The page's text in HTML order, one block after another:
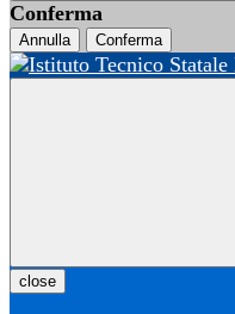
Conferma
Annulla Conferma
close